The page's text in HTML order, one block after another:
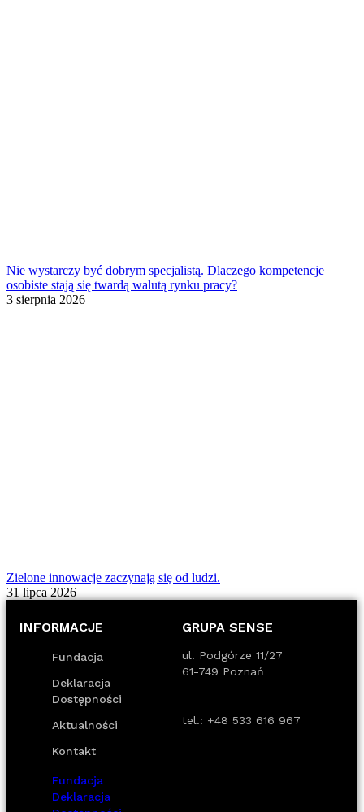
Nie wystarczy być dobrym specjalistą. Dlaczego kompetencje
osobiste stają się twardą walutą rynku pracy?
3 sierpnia 2026
Zielone innowacje zaczynają się od ludzi.
31 lipca 2026
INFORMACJE
Fundacja
Deklaracja
Dostępności
Aktualności
Kontakt
Fundacja
Deklaracja
GRUPA SENSE
ul. Podgórze 11/27
61-749 Poznań
tel.: +48 533 616 967